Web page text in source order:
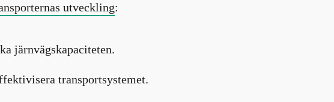
utveckling:
järnvägskapaciteten.
transportsystemet.